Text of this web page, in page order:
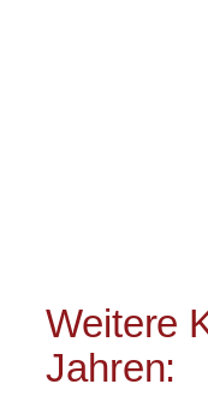
Weitere
Jahren: